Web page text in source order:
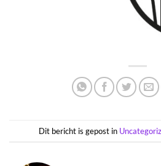
Dit bericht is gepost in